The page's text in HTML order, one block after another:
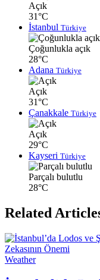
Açık
31°C
İstanbul Türkiye
Çoğunlukla açık
28°C
Adana Türkiye
Açık
31°C
Çanakkale Türkiye
Açık
29°C
Kayseri Türkiye
Parçalı bulutlu
28°C
Related
Weather